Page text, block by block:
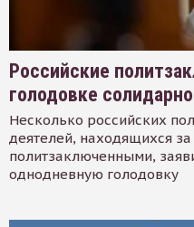
Российские
голодовке
Несколько российских
деятелей, находящихся
политзаключенными,
однодневную голодовку